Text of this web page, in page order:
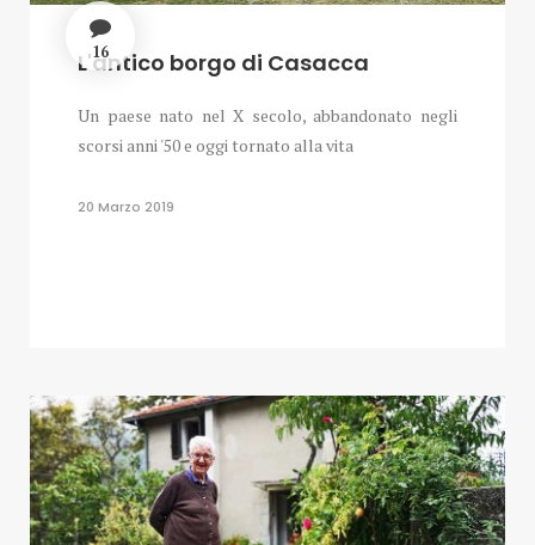
16
L'antico borgo di Casacca
Un paese nato nel X secolo, abbandonato negli
scorsi anni '50 e oggi tornato alla vita
20 Marzo 2019